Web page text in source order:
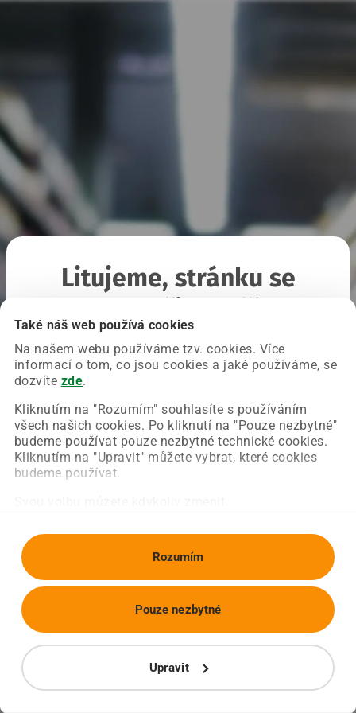
Také náš web používá cookies
Na našem webu používáme tzv. cookies. Více
informací o tom, co jsou cookies a jaké používáme, se
dozvíte zde.
Kliknutím na "Rozumím" souhlasíte s používáním
všech našich cookies. Po kliknutí na "Pouze nezbytné"
budeme používat pouze nezbytné technické cookies.
Kliknutím na "Upravit" můžete vybrat, které cookies
budeme používat.
Rozumím
Upravit
Pouze nezbytné
Litujeme, stránku se
Chyba nastala na naší straně a už ji opravujeme.
Zkuste prosím znovu načíst požadovanou stránku.
Obnovit stránku Úvodní strana